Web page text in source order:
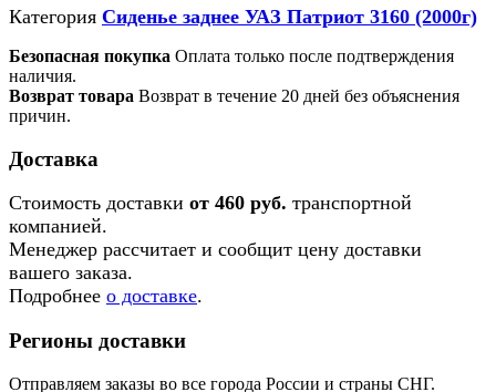
Категория Сиденье заднее УАЗ Патриот 3160 (2000г)
Безопасная покупка Оплата только после подтверждения
наличия.
Возврат товара Возврат в течение 20 дней без объяснения
причин.
Доставка
Стоимость доставки от 460 руб. транспортной
компанией.
Менеджер рассчитает и сообщит цену доставки
вашего заказа.
Подробнее о доставке.
Регионы доставки
Отправляем заказы во все города России и страны СНГ.